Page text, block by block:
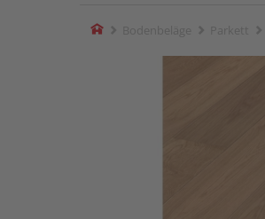
Home